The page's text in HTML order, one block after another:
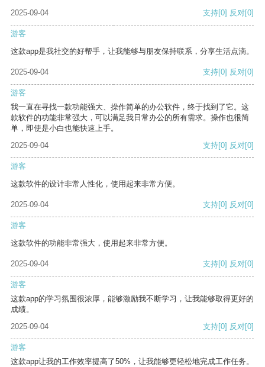
2025-09-04
支持[0] 反对[0]
游客
这款app是我社交的好帮手，让我能够与朋友保持联系，分享生活点滴。
2025-09-04 支持[0] 反对[0]
游客
我一直在寻找一款功能强大、操作简单的办公软件，终于找到了它。这
款软件的功能非常强大，可以满足我日常办公的所有需求。操作也很简
单，即使是小白也能快速上手。
2025-09-04
支持[0] 反对[0]
游客
这款软件的设计非常人性化，使用起来非常方便。
2025-09-04 支持[0] 反对[0]
游客
这款软件的功能非常强大，使用起来非常方便。
2025-09-04 支持[0] 反对[0]
游客
这款app的学习氛围很浓厚，能够激励我不断学习，让我能够取得更好的
成绩。
2025-09-04
支持[0] 反对[0]
游客
这款app让我的工作效率提高了50%，让我能够更轻松地完成工作任务。